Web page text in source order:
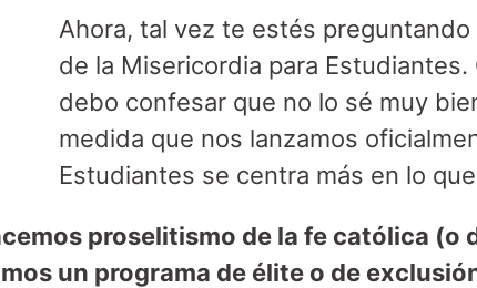
Ahora, tal vez te estés
de la Misericordia para
debo confesar que no lo sé muy
medida que nos lanzamos
Estudiantes se centra más en lo
proselitismo de la fe católica
un programa de élite o de